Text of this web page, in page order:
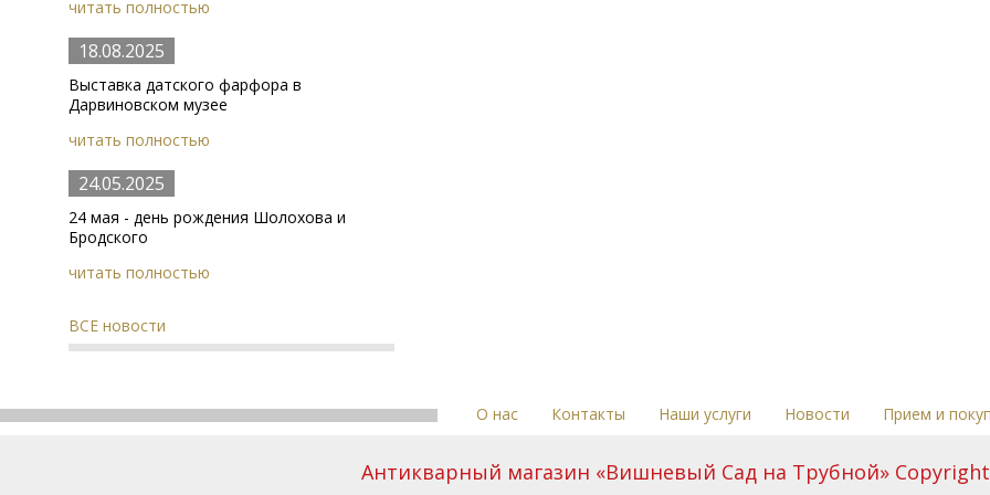
читать полностью
18.08.2025
Выставка датского фарфора в
Дарвиновском музее
читать полностью
24.05.2025
24 мая - день рождения Шолохова и
Бродского
читать полностью
ВСЕ новости
О нас Контакты Наши услуги Новости Прием и
Антикварный магазин «Вишневый Сад на Трубной» Copyright